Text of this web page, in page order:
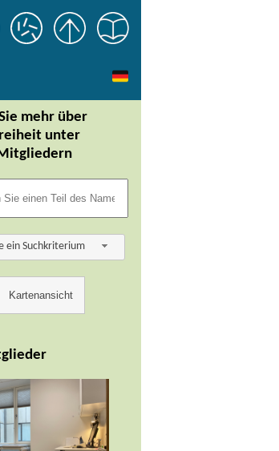
mehr über
unter
ein Suchkriterium